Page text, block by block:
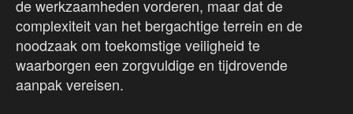
de werkzaamheden vorderen, maar dat de
complexiteit van het bergachtige terrein en de
noodzaak om toekomstige veiligheid te
waarborgen een zorgvuldige en tijdrovende
aanpak vereisen.